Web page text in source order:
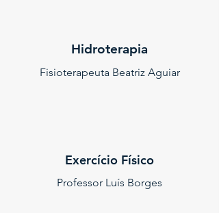
Hidroterapia
Fisioterapeuta Beatriz Aguiar
Exercício Físico
Professor Luís Borges